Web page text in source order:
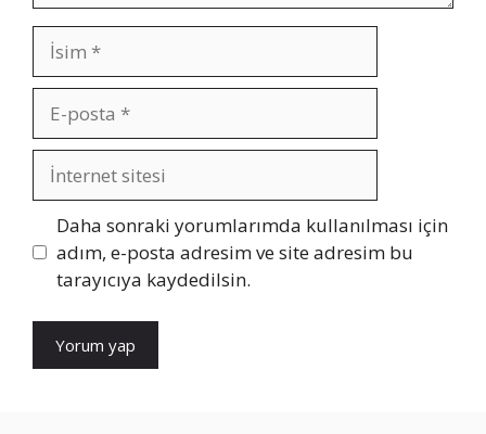
İsim
posta
İnternet
sitesi
Daha sonraki yorumlarımda kullanılması için
adım, e-posta adresim ve site adresim bu
tarayıcıya kaydedilsin.